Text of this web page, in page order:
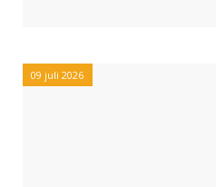
09 juli 2026